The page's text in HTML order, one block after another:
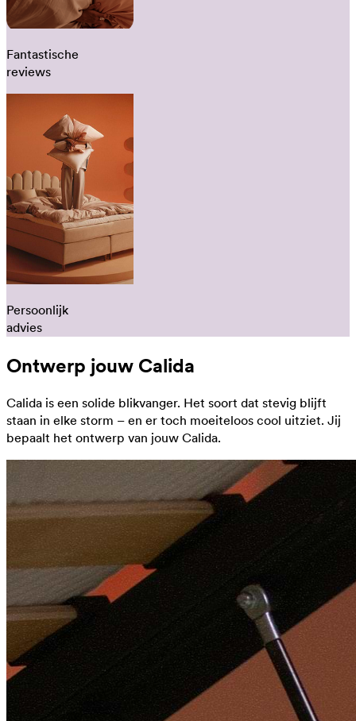
Fantastische
reviews
Persoonlijk
advies
Ontwerp jouw Calida
Calida is een solide blikvanger. Het soort dat stevig blijft
staan in elke storm – en er toch moeiteloos cool uitziet. Jij
bepaalt het ontwerp van jouw Calida.